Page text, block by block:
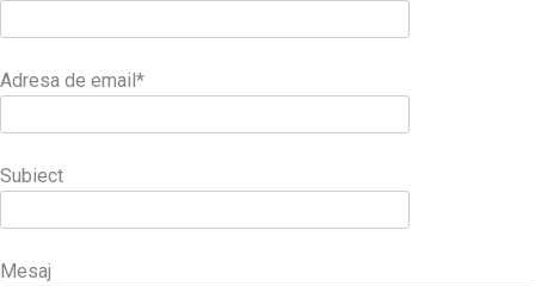
Adresa de email*
Subiect
Mesaj